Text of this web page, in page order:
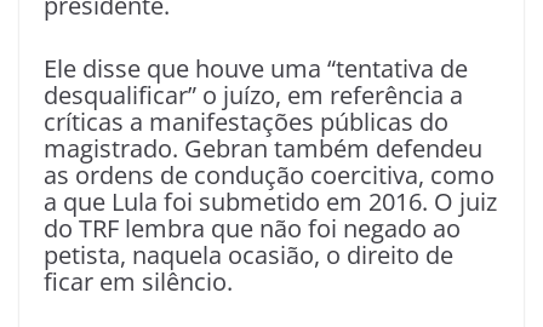
Ele disse que houve uma “tentativa de
desqualificar” o juízo, em referência a
críticas a manifestações públicas do
magistrado. Gebran também defendeu
as ordens de condução coercitiva, como
a que Lula foi submetido em 2016. O juiz
do TRF lembra que não foi negado ao
petista, naquela ocasião, o direito de
ficar em silêncio.